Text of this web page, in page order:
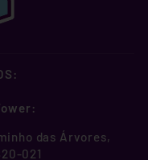
das Árvores,
021